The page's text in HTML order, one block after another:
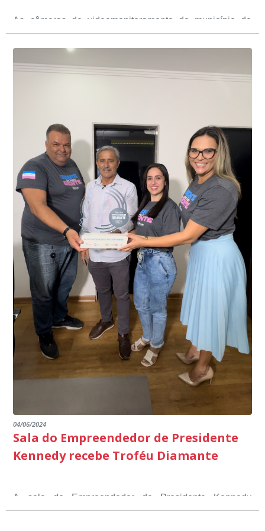
As câmeras de videomonitoramento do município de
Presidente Kennedy identificaram neste fim de semana,
01 de junho, uma motocicleta com indícios de
adulteração, imediatamente, a central de
videomonitoramento acionou a Guarda Civil Municipal,
Durante a abordagem a adulteração foi comprovada,
através da conferência do Chassi, a motocicleta, bem
conta do sistema de videomonitoramento instalado
recentemente em todo o município de Presidente
Kennedy, o sistema é integrado com outros municípios
do país, sendo possível a identificação de veículos por
meio do cruzamento de informações, nesse caso
específico, com dados de uma cidade do Estado do Rio
de Janeiro.
“Mais de 100 câmeras foram instaladas na sede e no
interior de Presidente Kennedy, garantindo mais
segurança à população, seja nas ruas, no comércio, os
produtores agropecuários. Estamos no rumo certo,
parabéns a todos os servidores que contribuem para a
segurança da nossa cidade”, destaca o prefeito Dorlei
Fontão.
04/06/2024
Sala do Empreendedor de Presidente
Kennedy recebe Troféu Diamante
A sala do Empreendedor de Presidente Kennedy
recebeu o Selo Sebrae de Referência em atendimento, o